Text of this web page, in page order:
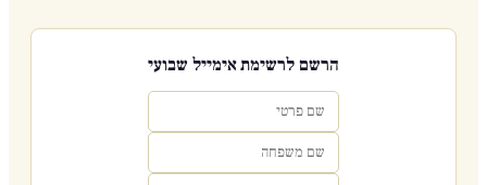
הרשם לרשימת אימייל שבועי